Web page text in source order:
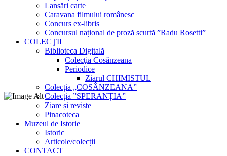
Lansări carte
Caravana filmului românesc
Concurs ex-libris
Concursul național de proză scurtă ”Radu Rosetti”
COLECŢII
Biblioteca Digitală
Colecţia Cosânzeana
Periodice
Ziarul CHIMISTUL
Colecția „COSÂNZEANA”
Colecția ”SPERANȚIA”
Ziare și reviste
Pinacoteca
Muzeul de Istorie
Istoric
Articole/colecții
CONTACT